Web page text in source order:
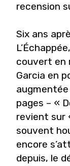
recension
Six ans
couvert en
Garcia en
augmentée
pages – «
revient sur
souvent
encore
depuis, le